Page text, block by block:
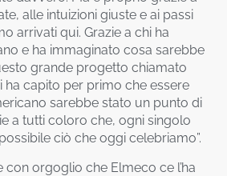
alle intuizioni giuste e ai passi
arrivati qui. Grazie a chi ha
e ha immaginato cosa sarebbe
grande progetto chiamato
ha capito per primo che essere
sarebbe stato un punto di
a tutti coloro che, ogni singolo
ciò che oggi celebriamo”.
con orgoglio che Elmeco ce l’ha